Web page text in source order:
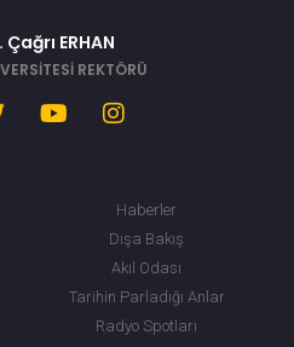
ERHAN
REKTÖRÜ
Haberler
Dışa Bakış
Akıl Odası
Tarihin Parladığı Anlar
Radyo Spotları